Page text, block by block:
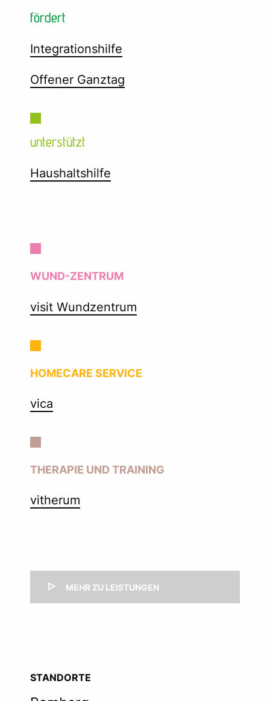
fördert
Integrationshilfe
Offener Ganztag
unterstützt
Haushaltshilfe
WUND-ZENTRUM
visit Wundzentrum
HOMECARE SERVICE
vica
THERAPIE UND TRAINING
vitherum
MEHR ZU LEISTUNGEN
STANDORTE